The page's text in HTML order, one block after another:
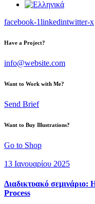
facebook-1linkedintwitter-x
Have a Project?
info@website.com
Want to Work with Me?
Send Brief
Want to Buy Illustrations?
Go to Shop
13 Ιανουαρίου 2025
Διαδικτυακό
Process